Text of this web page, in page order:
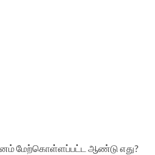
மேற்கொள்ளப்பட்ட ஆண்டு எது?